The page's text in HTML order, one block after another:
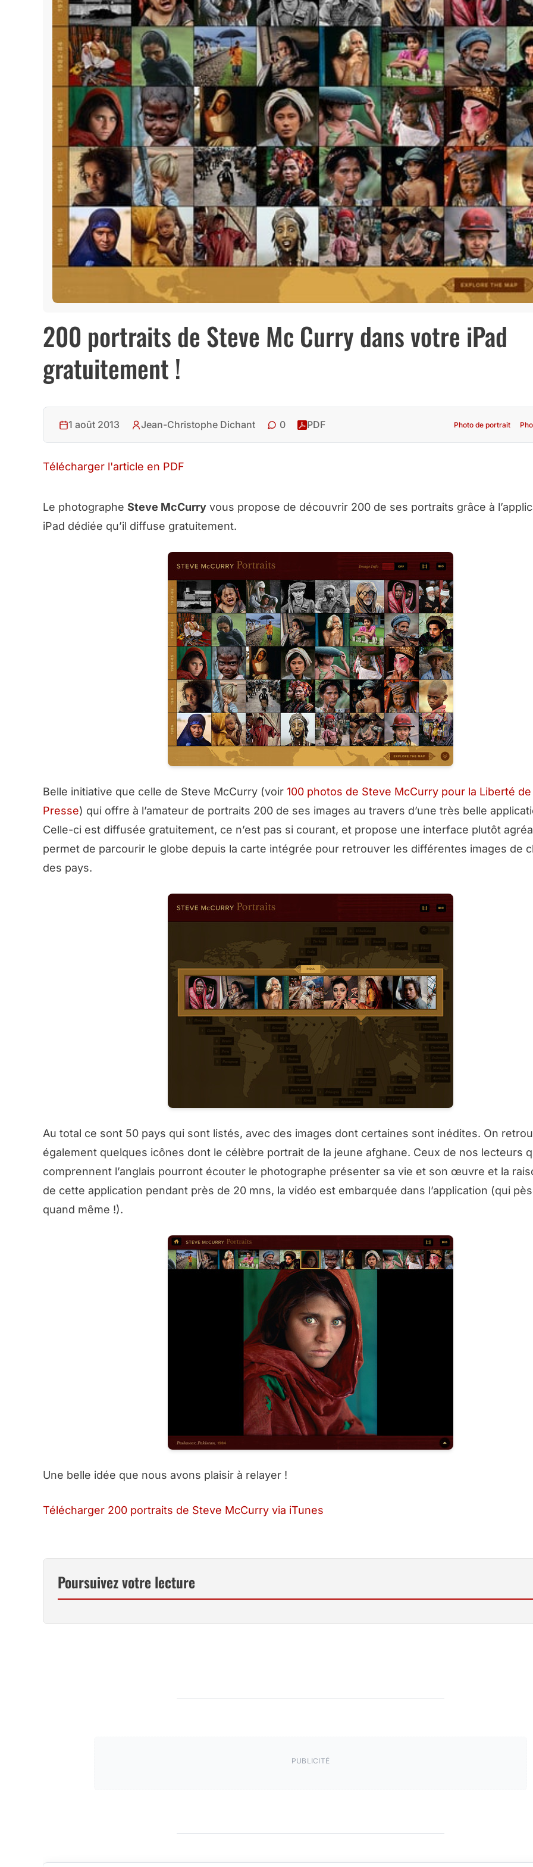
200 portraits de Steve Mc Curry dans votre iPad
gratuitement !
1 août 2013 Jean-Christophe Dichant 0 PDF Photo de portrait
Télécharger l'article en PDF
Le photographe Steve McCurry vous propose de découvrir 200 de ses portraits grâce à
iPad dédiée qu’il diffuse gratuitement.
Belle initiative que celle de Steve McCurry (voir 100 photos de Steve McCurry pour la Liberté de
Presse) qui offre à l’amateur de portraits 200 de ses images au travers d’une très belle
Celle-ci est diffusée gratuitement, ce n’est pas si courant, et propose une interface plutôt
permet de parcourir le globe depuis la carte intégrée pour retrouver les différentes images de
des pays.
Au total ce sont 50 pays qui sont listés, avec des images dont certaines sont inédites. On
également quelques icônes dont le célèbre portrait de la jeune afghane. Ceux de nos lecteurs
comprennent l’anglais pourront écouter le photographe présenter sa vie et son œuvre et la
de cette application pendant près de 20 mns, la vidéo est embarquée dans l’application (qui
quand même !).
Une belle idée que nous avons plaisir à relayer !
Télécharger 200 portraits de Steve McCurry via iTunes
Poursuivez votre lecture
PUBLICITÉ